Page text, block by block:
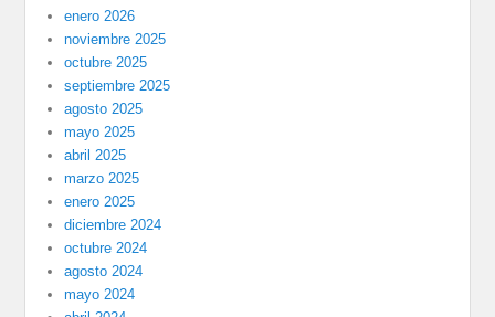
enero 2026
noviembre 2025
octubre 2025
septiembre 2025
agosto 2025
mayo 2025
abril 2025
marzo 2025
enero 2025
diciembre 2024
octubre 2024
agosto 2024
mayo 2024